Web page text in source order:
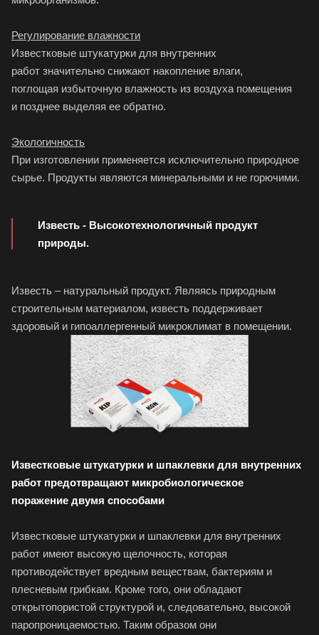
Регулирование влажности
Известковые штукатурки для внутренних
работ значительно снижают накопление влаги,
поглощая избыточную влажность из воздуха помещения
и позднее выделяя ее обратно.
Экологичность
При изготовлении применяется исключительно природное
сырье. Продукты являются минеральными и не горючими.
Известь - Высокотехнологичный продукт
природы.
Известь – натуральный продукт. Являясь природным
строительным материалом, известь поддерживает
здоровый и гипоаллергенный микроклимат в помещении.
Известковые штукатурки и шпаклевки для внутренних
работ предотвращают микробиологическое
поражение двумя способами
Известковые штукатурки и шпаклевки для внутренних
работ имеют высокую щелочность, которая
противодействует вредным веществам, бактериям и
плесневым грибкам. Кроме того, они обладают
открытопористой структурой и, следовательно, высокой
паропроницаемостью. Таким образом они